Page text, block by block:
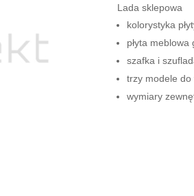
Lada sklepowa
kolorystyka
płyta
szafka i
trzy modele do
wymiary